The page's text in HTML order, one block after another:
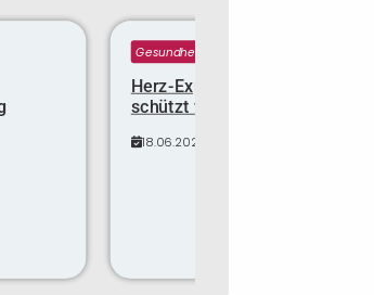
Gesundheit
Herz-Expertin verrät: Diese
schützt vor dem Infarkt
18.06.2025